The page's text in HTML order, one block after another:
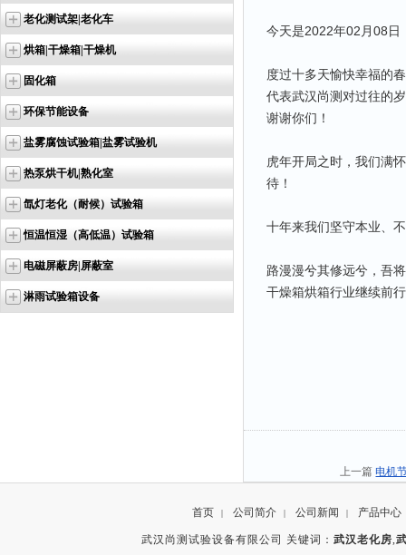
老化测试架|老化车
烘箱|干燥箱|干燥机
固化箱
环保节能设备
盐雾腐蚀试验箱|盐雾试验机
热泵烘干机|熟化室
氙灯老化（耐候）试验箱
恒温恒湿（高低温）试验箱
电磁屏蔽房|屏蔽室
淋雨试验箱设备
今天是2022年02月08日
度过十多天愉快幸福的
代表武汉尚测对过往的
谢谢你们！
虎年开局之时，我们满
待！
十年来我们坚守本业、
路漫漫兮其修远兮，吾
干燥箱烘箱行业继续前
上一篇 电机
首页 | 公司简介 | 公司新闻 | 产品中心
武汉尚测试验设备有限公司 关键词：武汉老化房,